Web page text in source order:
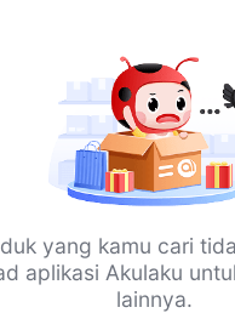
yang kamu cari
aplikasi Akulaku
lainnya.